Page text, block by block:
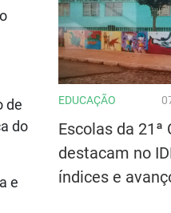
de
do
e
EDUCAÇÃO
Escolas da 21ª
destacam no
índices e